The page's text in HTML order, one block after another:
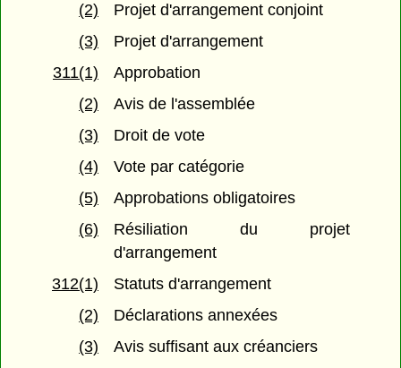
(2)
Projet d'arrangement conjoint
(3)
Projet d'arrangement
311(1)
Approbation
(2)
Avis de l'assemblée
(3)
Droit de vote
(4)
Vote par catégorie
(5)
Approbations obligatoires
(6)
Résiliation du projet
d'arrangement
312(1)
Statuts d'arrangement
(2)
Déclarations annexées
(3)
Avis suffisant aux créanciers